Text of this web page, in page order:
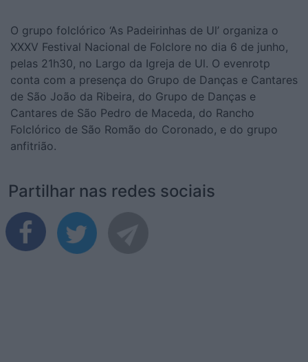
O grupo folclórico ‘As Padeirinhas de Ul’ organiza o
XXXV Festival Nacional de Folclore no dia 6 de junho,
pelas 21h30, no Largo da Igreja de Ul. O evenrotp
conta com a presença do Grupo de Danças e Cantares
de São João da Ribeira, do Grupo de Danças e
Cantares de São Pedro de Maceda, do Rancho
Folclórico de São Romão do Coronado, e do grupo
anfitrião.
Partilhar nas redes sociais